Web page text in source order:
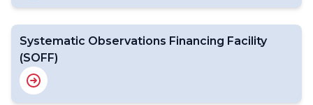
Systematic Observations Financing Facility
(SOFF)